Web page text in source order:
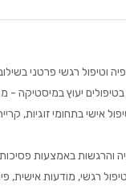
בטיפולים יעוץ במיסטיקה
אישי בתחומי זוגיות,
והרגשות באמצעות
רגשי, מודעות אישית,